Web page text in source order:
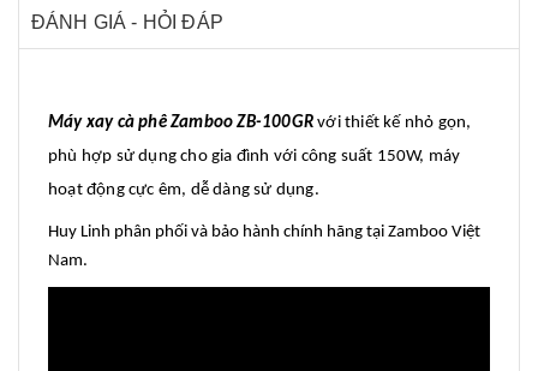
ĐÁNH GIÁ - HỎI ĐÁP
Máy xay cà phê Zamboo ZB-100GR với thiết kế nhỏ gọn,
phù hợp sử dụng cho gia đình với công suất 150W, máy
hoạt động cực êm, dễ dàng sử dụng.
Huy Linh phân phối và bảo hành chính hãng tại Zamboo Việt
Nam.